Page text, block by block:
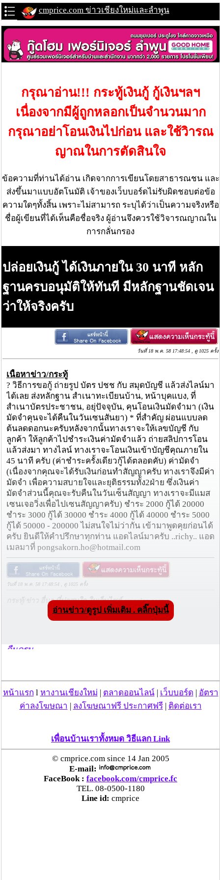
cmprice.com ข่าวเชียงใหม่และลำพูน
กรุณาอ่าน!!! กระทู้เงินกู้ กู้เงินฯลฯ
เนื่องจากมีผู้ถูกหลอกเป็นจำนวนมาก
กรุณาอย่าโอนเงินไปก่อน และใช้วิารณ
ญาณในการตัดสินใจ
ข้อความที่ท่านได้อ่าน เกิดจากการเขียนโดยสาธารณชน และ
ส่งขึ้นมาแบบอัตโนมัติ เจ้าของเว็บบอร์ดไม่รับผิดชอบต่อข้อ
ความใดๆทั้งสิ้น เพราะไม่สามารถ ระบุได้ว่าเป็นความจริงหรือ
ชื่อผู้เขียนที่ได้เห็นคือชื่อจริง ผู้อ่านจึงควรใช้วิจารณญาณใน
การกลั่นกรอง
ปล่อยเงินกู้ ได้เงินภายใน​ 30 นาที​ หลัก
ฐาน​ครบอนุมัติ​ให้​ทันที​ มีหลักฐาน​ชัดเจน​
ว่า​ให้​จริงครับ
วันที่ 18 พ.ค. 58 17:48:54 , ดู 1025 ครั้ง
เนื้อหาข่าว/กระทู้
? วิธีการขอกู้ ถ่ายรูป บัตร ปชช กับ สมุดบัญชี แล้วส่งไลน์มา
ได้เลย ส่งหลักฐาน สำเนาทะเบียนบ้าน, หน้าบุคแบง, ที่
สำเนาบัตรประชาชน, อยุ่ปัจจุบัน, คุนโอนเงินมัดจำมา (เงิน
มัดจำคุนจะได้คืนในวันเซนสันยา) * ที่สำคัญ​ ผ่อนแบบลด​
ต้น​ลด​ดอก​นะ​ครับ​ หลังจากนั้นทางเราจะให้เลขบัญชี กับ
ลูกค้า ให้ลูกค้าไปชำระเงินค่ามัดจำแล้ว ถ่ายสลิปการโอน
แล้วส่งมา ทางไลน์ ทางเราจะโอนเงินเข้า​บั​ญชีคุณภายใน​
45 นาที​ ครับ (ค่าชำระครั้งเดียวกู้ได้ตลอดคับ) ค่ามัดจำ​
(เนื่องจากคุณจะได้รับเงินก่อน​ทำสัญญา​ครับ​ ทางเราจึงมีค่า
มัดจำ​ เพื่อความสบายใจ​และยุติธรรมทั้ง2ฝ่าย ซึ่งเงินค่า
มัดจำส่วนนี้คุณจะรับคืนในวันเซ็นสัญญา​ ทางเราจะมีแมส​
เซน​เจอ​วิ่งเพื่อไปเซนสัญญา​ครับ​) ชำระ 2000 กู้ได้ 20000
ชำระ 3000 กู้ได้ 30000 ชำระ​ 4000 กู้ได้​ 40000 ชำระ 5000
กู้ได้​ 50000 -​ 200000 ไม่สนใจไม่ว่ากัน เข้ามาพูดคุยก่อนได้
ครับ ยินดีให้คำปรึกษา​ทุกท่าน แอดไลน์มาครับ​ ..richy.. แอด
เมลมาที่ pongsakorn.ho@hotmail.com
วันที่ 18 พ.ค. 58 17:48:54 , ดู 1025 ครั้ง
กระทู้/ข่าว อื่นๆ ที่น่าสนใจ ในเว็บไซต์ cmprice.com
ชื่นชม ตำรวจแม่ทาลำพูน ช่วยสาวลำพูนเหยื่อมิจฯ
คืนครบ
บ้านแจ้งพบถุงพลาสติกพันเทปสีดำต้องสงสัยในสวน
ลำไย
มาตรฐานเสี่ยงอันตราย สั่งห้ามขาย-เตือนภัยผู้
“ลาว” ส่ง “24 คนไทย” กลับประเทศผ่านด่าน
เชียงของ เพื่อดำเนินการตามกฎหมาย พบส่วนใหญ่มี
เอี่ยวแก๊งคอลเซ็นเตอร์
อ่านข่าว/ดูรูป เพิ่มเติม . คลิ๊กปุ่มนี้
หน้าแรก l หางานเชียงใหม่ | ตลาดออนไลน์| เว็บบอร์ด | อัตรา
ค่าลงโฆษณา | ลงโฆษณาฟรี ประกาศฟรี| ติดต่อเรา
เพื่อนบ้านเราทั้งหมด วิธีแลก Link
© cmprice.com since 14 Jan 2005
E-mail:
FaceBook : facebook.com/cmprice.fc
TEL. 08-0500-1180
Line id: cmprice